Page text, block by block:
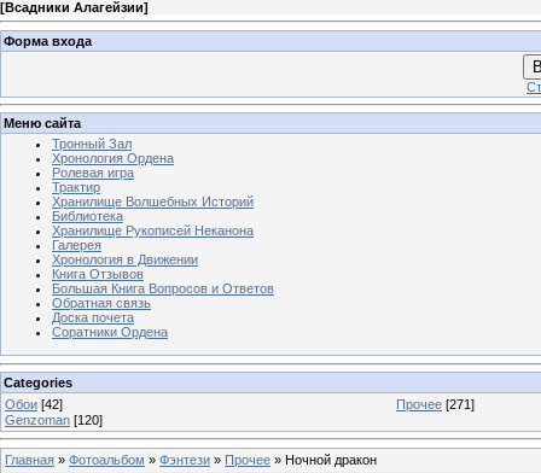
[Всадники Алагейзии]
Форма входа
Меню сайта
Тронный Зал
Хронология Ордена
Ролевая игра
Трактир
Хранилище Волшебных Историй
Библиотека
Хранилище Рукописей Неканона
Галерея
Хронология в Движении
Книга Отзывов
Большая Книга Вопросов и Ответов
Обратная связь
Доска почета
Соратники Ордена
Categories
Обои [42] Прочее [271]
Genzoman [120]
Главная » Фотоальбом » Фэнтези » Прочее » Ночной дракон